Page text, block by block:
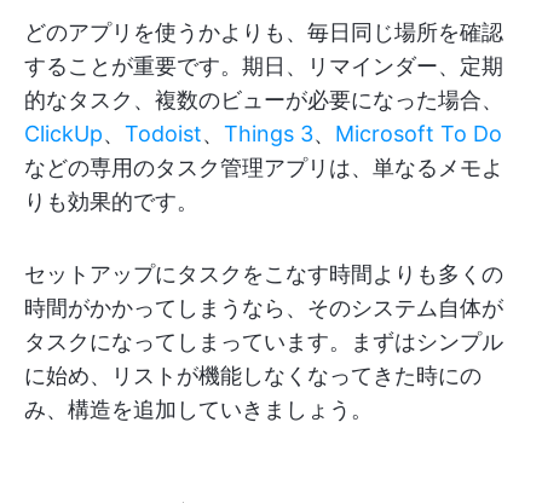
どのアプリを使うかよりも、毎日同じ場所を確認
することが重要です。期日、リマインダー、定期
的なタスク、複数のビューが必要になった場合、
ClickUp、 Todoist、 Things 3、 Microsoft To Do
などの専用のタスク管理アプリは、単なるメモよ
りも効果的です。
セットアップにタスクをこなす時間よりも多くの
時間がかかってしまうなら、そのシステム自体が
タスクになってしまっています。まずはシンプル
に始め、リストが機能しなくなってきた時にの
み、構造を追加していきましょう。